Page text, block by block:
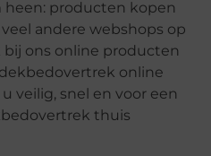
heen: producten kopen
andere webshops op
ons online producten
online
veilig, snel en voor een
thuis